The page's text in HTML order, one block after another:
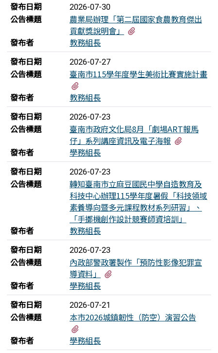
發布日期
2026-07-30
公告標題
農業局辦理「第二屆國家食農教育傑出
貢獻獎說明會」
發布者
教務組長
發布日期
2026-07-27
公告標題
臺南市115學年度學生美術比賽實施計畫
發布者
教務組長
發布日期
2026-07-23
公告標題
臺南市政府文化局8月「劇場ART報馬
仔」系列講座資訊及電子海報
發布者
學務組長
發布日期
2026-07-23
公告標題
轉知臺南市立麻豆國民中學自造教育及
科技中心辦理115學年度暑假「科技領域
素養導向暨多元課程教材系列研習」、
「手擲機創作設計競賽師資培訓」
發布者
教務組長
發布日期
2026-07-23
公告標題
內政部警政署製作「預防性影像犯罪宣
導資料」
發布者
學務組長
發布日期
2026-07-21
公告標題
本市2026城鎮韌性（防空）演習公告
發布者
學務組長